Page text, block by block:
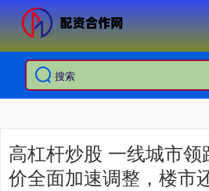
高杠杆炒股 一线城市
价全面加速调整，楼市